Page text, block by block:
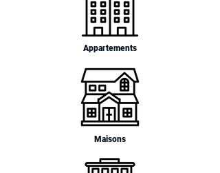
Appartements
Maisons